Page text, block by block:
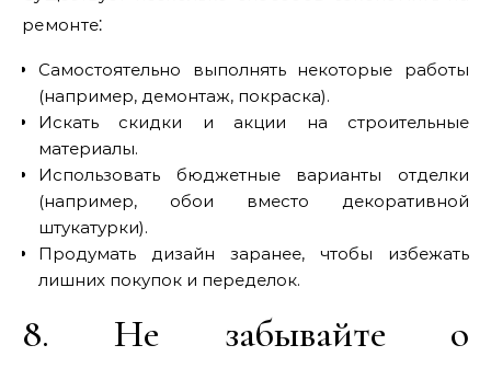
ремонте⁚
Самостоятельно выполнять некоторые работы
(например, демонтаж, покраска).
Искать скидки и акции на строительные
материалы.
Использовать бюджетные варианты отделки
(например, обои вместо декоративной
штукатурки).
Продумать дизайн заранее, чтобы избежать
лишних покупок и переделок.
8. Не забывайте о